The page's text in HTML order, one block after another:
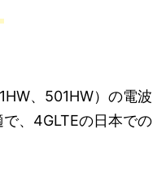
、501HW）の電波
、4GLTEの日本での